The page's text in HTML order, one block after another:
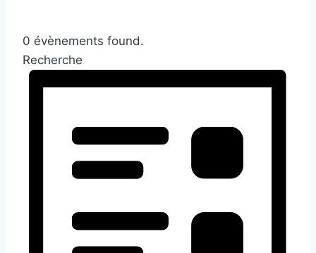
0 évènements found.
Recherche